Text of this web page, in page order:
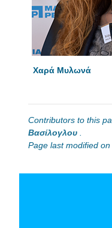
Χαρά Μυλωνά
Contributors to this
Βασίλογλου
Page last modified